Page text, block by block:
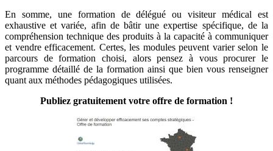
En somme, une formation de délégué ou visiteur médical est
exhaustive et variée, afin de bâtir une expertise spécifique, de la
compréhension technique des produits à la capacité à communiquer
et vendre efficacement. Certes, les modules peuvent varier selon le
parcours de formation choisi, alors pensez à vous procurer le
programme détaillé de la formation ainsi que bien vous renseigner
quant aux méthodes pédagogiques utilisées.
Publiez gratuitement votre offre de formation !